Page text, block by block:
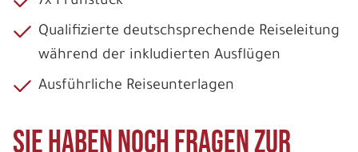
Qualifizierte deutschsprechende Reiseleitung
während der inkludierten Ausflügen
Ausführliche Reiseunterlagen
Sie haben noch Fragen zur